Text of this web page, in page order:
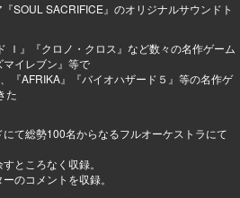
SOUL SACRIFICE』のオリジナルサウンドト
Ｉ』『クロノ・クロス』など数々の名作ゲーム
イレブン』等で
『AFRIKA』『バイオハザード５』等の名作ゲ
た
て総勢100名からなるフルオーケストラにて
ところなく収録。
のコメントを収録。